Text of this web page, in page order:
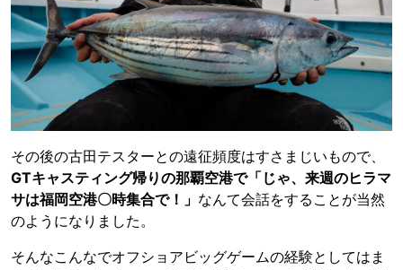
その後の古田テスターとの遠征頻度はすさまじいもので、
GTキャスティング帰りの那覇空港で「じゃ、来週のヒラマ
サは福岡空港〇時集合で！」 なんて会話をすることが当然
のようになりました。
そんなこんなでオフショアビッグゲームの経験としてはま